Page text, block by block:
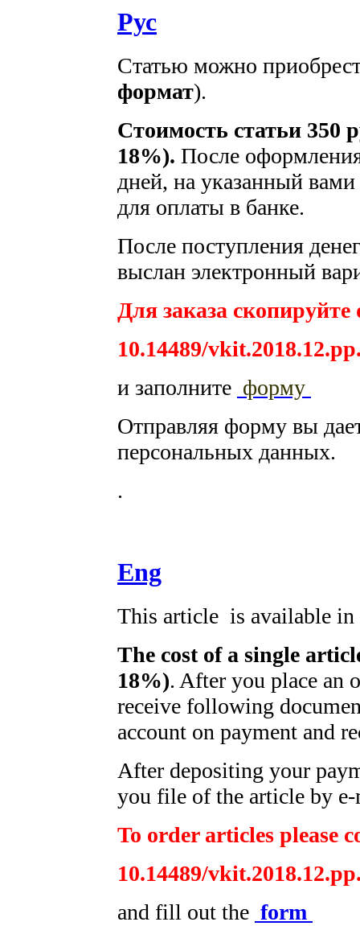
Рус
Статью можно
формат).
Стоимость статьи 350
18%). После оформления
дней, на указанный
для оплаты в банке.
После поступления
выслан электронный
Для заказа скопируйте
10.14489/
и заполните форму
Отправляя форму вы
персональных данных.
.
Eng
This article is available
The cost of a single
18%). After you place an
receive following
account on payment and
After depositing your
you file of the article by
To order articles please
10.14489/
and fill out the form